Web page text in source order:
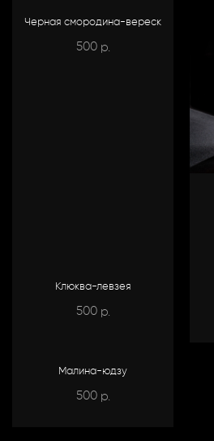
Черная смородина-вереск
500 р.
Клюква-левзея
500 р.
Малина-юдзу
500 р.